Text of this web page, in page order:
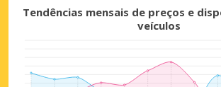
Tendências mensais de preços e
veículos